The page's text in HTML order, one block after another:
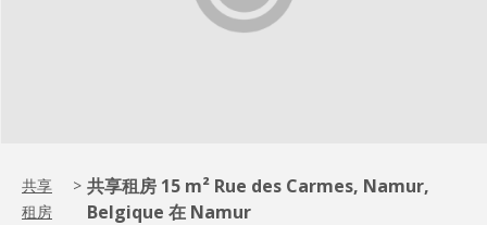
共享
租房
> 共享租房 15 m² Rue des Carmes, Namur,
Belgique 在 Namur